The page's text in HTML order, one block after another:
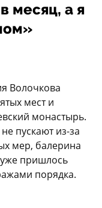
месяц, а я
Волочкова
мест и
монастырь.
пускают из-за
мер, балерина
уже пришлось
порядка.